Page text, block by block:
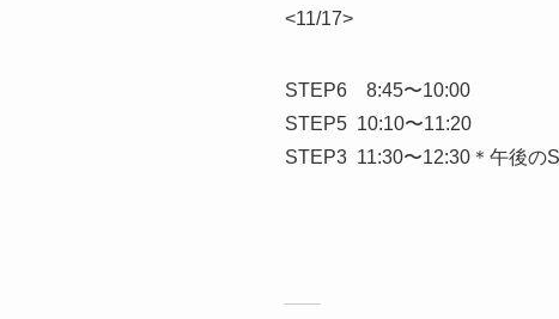
<11/17>
STEP6 8:45〜10:00
STEP5 10:10〜11:20
STEP3 11:30〜12:30＊午後の